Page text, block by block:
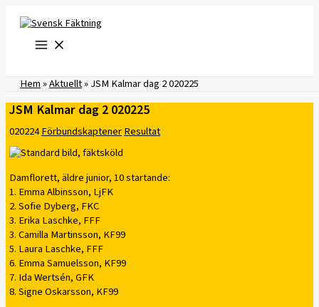
innehåll
Hem»Aktuellt»JSM Kalmar dag 2 020225
JSM Kalmar dag 2 020225
020224FörbundskaptenerResultat
Damflorett, äldre junior, 10 startande:
1. Emma Albinsson, LjFK
2. Sofie Dyberg, FKC
3. Erika Laschke, FFF
3. Camilla Martinsson, KF99
5. Laura Laschke, FFF
6. Emma Samuelsson, KF99
7. Ida Wertsén, GFK
8. Signe Oskarsson, KF99